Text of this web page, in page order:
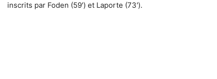
inscrits par Foden (59′) et Laporte (73′).